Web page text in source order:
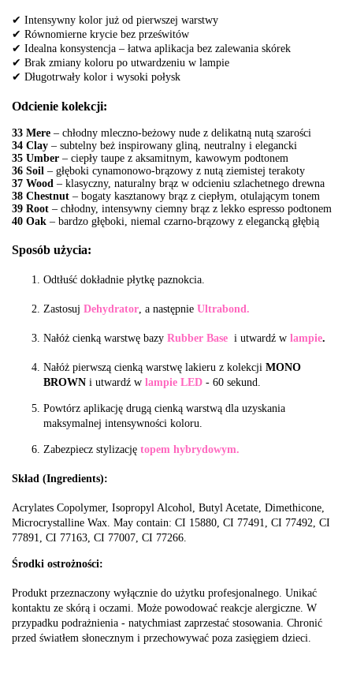
✔ Intensywny kolor już od pierwszej warstwy
✔ Równomierne krycie bez prześwitów
✔ Idealna konsystencja – łatwa aplikacja bez zalewania skórek
✔ Brak zmiany koloru po utwardzeniu w lampie
✔ Długotrwały kolor i wysoki połysk
Odcienie kolekcji:
33 Mere – chłodny mleczno-beżowy nude z delikatną nutą szarości
34 Clay – subtelny beż inspirowany gliną, neutralny i elegancki
35 Umber – ciepły taupe z aksamitnym, kawowym podtonem
36 Soil – głęboki cynamonowo-brązowy z nutą ziemistej terakoty
37 Wood – klasyczny, naturalny brąz w odcieniu szlachetnego drewna
38 Chestnut – bogaty kasztanowy brąz z ciepłym, otulającym tonem
39 Root – chłodny, intensywny ciemny brąz z lekko espresso podtonem
40 Oak – bardzo głęboki, niemal czarno-brązowy z elegancką głębią
Sposób użycia:
Odtłuść dokładnie płytkę paznokcia.
Zastosuj Dehydrator , a następnie Ultrabond.
Nałóż cienką warstwę bazy Rubber Base i utwardź w lampie.
Nałóż pierwszą cienką warstwę lakieru z kolekcji MONO
BROWN i utwardź w lampie LED - 60 sekund.
Powtórz aplikację drugą cienką warstwą dla uzyskania
maksymalnej intensywności koloru.
Zabezpiecz stylizację topem hybrydowym.
Skład (Ingredients):
Acrylates Copolymer, Isopropyl Alcohol, Butyl Acetate, Dimethicone,
Microcrystalline Wax. May contain: CI 15880, CI 77491, CI 77492, CI
77891, CI 77163, CI 77007, CI 77266.
Środki ostrożności:
Produkt przeznaczony wyłącznie do użytku profesjonalnego. Unikać
kontaktu ze skórą i oczami. Może powodować reakcje alergiczne. W
przypadku podrażnienia - natychmiast zaprzestać stosowania. Chronić
przed światłem słonecznym i przechowywać poza zasięgiem dzieci.